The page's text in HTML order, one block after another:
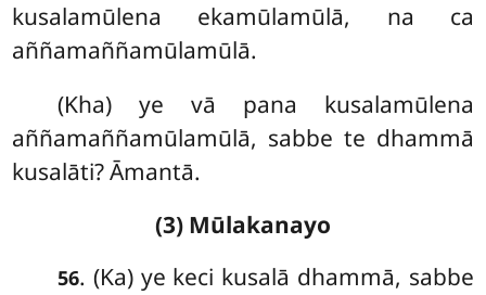
kusalamūlena ekamūlamūlā, na ca
aññamaññamūlamūlā.
(Kha) ye vā pana kusalamūlena
aññamaññamūlamūlā, sabbe te dhammā
kusalāti? Āmantā.
(3) Mūlakanayo
56. (Ka) ye keci kusalā dhammā, sabbe